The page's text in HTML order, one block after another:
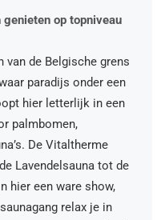
op topniveau
van de Belgische grens
paradijs onder een
hier letterlijk in een
palmbomen,
De Vitaltherme
Lavendelsauna tot de
hier een ware show,
relax je in